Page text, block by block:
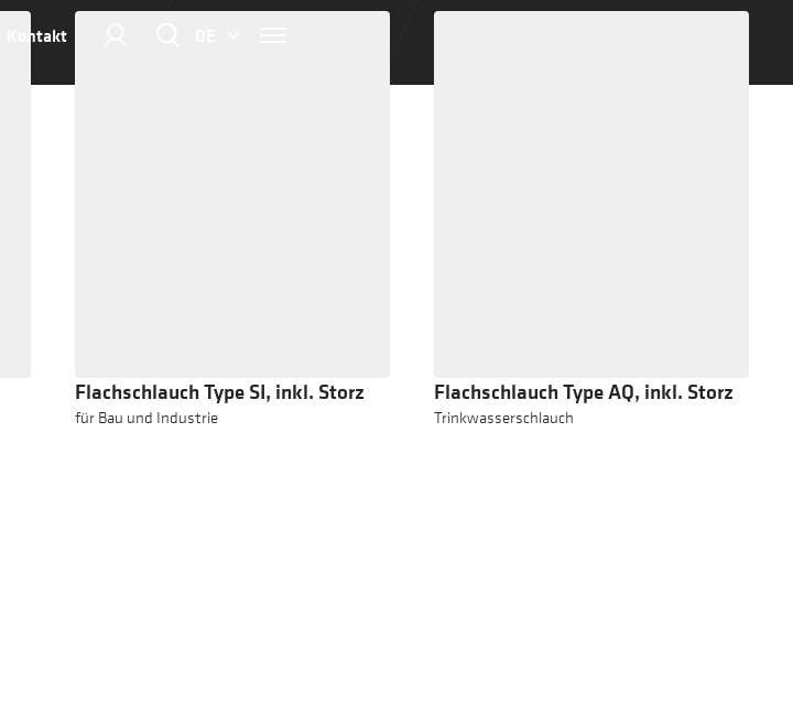
Kontakt
Flachschlauch Type SI, inkl. Storz
für Bau und Industrie
Flachschlauch Type AQ, inkl. Storz
Trinkwasserschlauch